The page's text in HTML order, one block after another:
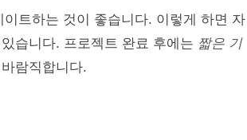
트하는 것이 좋습니다. 이렇게 하면 자
습니다. 프로젝트 완료 후에는 짧은 기
람직합니다.